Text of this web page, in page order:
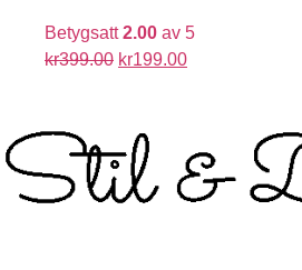
Betygsatt2.00 av 5
kr399.00 kr199.00